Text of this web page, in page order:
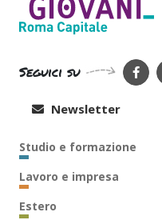
Seguici su
Newsletter
Studio e formazione
Lavoro e impresa
Estero